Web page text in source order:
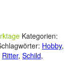
Kategorien:
Hobby,
Ritter, Schild,